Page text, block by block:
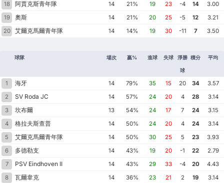
18
阿賈克斯青年隊 14 21% 19 23 -4 14
3.00
19
奧斯 14 21% 20 25 -5 12
3.21
20
艾爾克馬爾青年隊 14 14% 19 30 -11 7 3.50
球隊 場次 贏% 進球 失球 淨勝
球
積分 平均
1 海牙 14 79% 35 15 20 34
3.57
2
SV Roda JC 14 57% 24 20 4 28
3.14
3
坎布爾 13 54% 24 17 7 24
3.15
4
格拉夫斯查普 14 50% 24 20 4 24
3.14
5
艾爾克馬爾青年隊 14 50% 30 25 5 23
3.93
6
多德勒支 14 43% 19 20 -1 22
2.79
7
PSV Eindhoven II 14 43% 29 33 -4 20
4.43
8
瓦爾韋克 14 36% 23 21 2 19
3.14